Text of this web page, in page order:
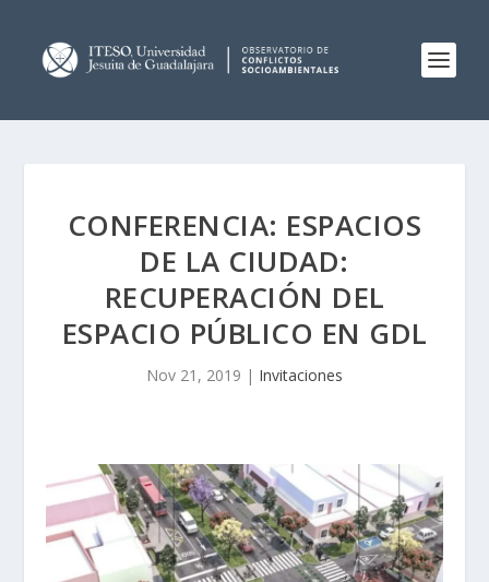
CONFERENCIA: ESPACIOS
DE LA CIUDAD:
RECUPERACIÓN DEL
ESPACIO PÚBLICO EN GDL
Nov 21, 2019 | Invitaciones